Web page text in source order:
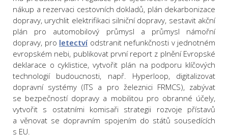
nákup a rezervaci cestovních dokladů, plán dekarbonizace
dopravy, urychlit elektrifikaci silniční dopravy, sestavit akční
plán pro automobilový průmysl a průmysl námořní
dopravy, pro letectvíodstranit nefunkčnosti v jednotném
evropském nebi, publikovat první report z plnění Evropské
deklarace o cyklistice, vytvořit plán na podporu klíčových
technologií budoucnosti, např. Hyperloop, digitalizovat
dopravní systémy (ITS a pro železnici FRMCS), zabývat
se bezpečností dopravy a mobilitou pro obranné účely,
vytvořit s ostatními komisaři strategii rozvoje přístavů
a věnovat se dopravním spojením do států sousedících
s EU.